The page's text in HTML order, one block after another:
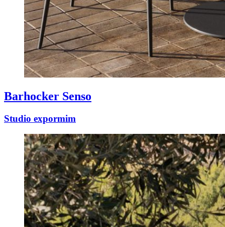
Barhocker Senso
Studio expormim